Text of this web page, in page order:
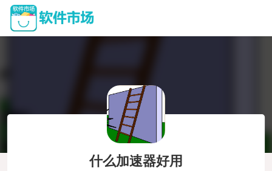
什么加速器好用